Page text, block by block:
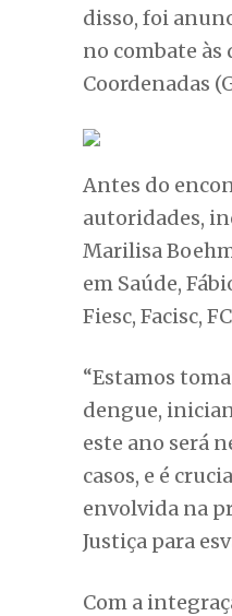
disso, foi
no combate
Coordenadas
Antes do
autoridades,
Marilisa
em Saúde,
Fiesc, Facisc,
“Estamos
dengue,
este ano será
casos, e é
envolvida na
Justiça para
Com a